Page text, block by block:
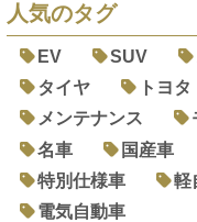
人気のタグ
EV SUV
タイヤ
トヨタ
メンテナンス
名車
国産車
特別仕様車
軽
電気自動車